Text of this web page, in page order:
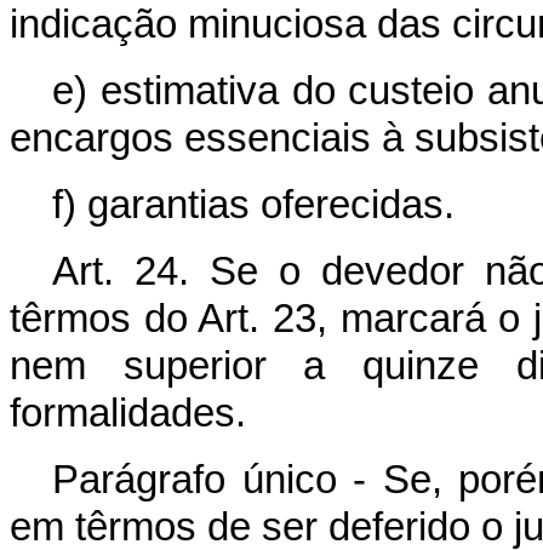
indicação minuciosa das
e) estimativa do custeio
encargos essenciais à
f) garantias oferecidas.
Art. 24. Se o devedor
têrmos do Art. 23, marcará o
nem superior a quinze
formalidades.
Parágrafo único - Se,
em têrmos de ser deferido o